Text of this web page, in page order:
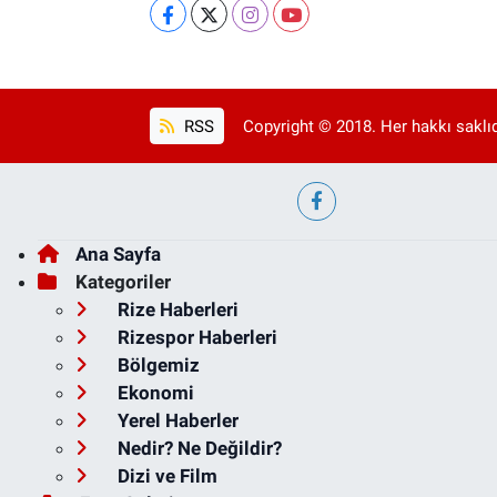
RSS Copyright © 2018. Her hakkı
Ana Sayfa
Kategoriler
Rize Haberleri
Rizespor Haberleri
Bölgemiz
Ekonomi
Yerel Haberler
Nedir? Ne Değildir?
Dizi ve Film